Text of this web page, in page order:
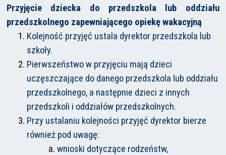
Przyjęcie dziecka do przedszkola lub oddziału
przedszkolnego zapewniającego opiekę wakacyjną
Kolejność przyjęć ustala dyrektor przedszkola lub
szkoły.
Pierwszeństwo w przyjęciu mają dzieci
uczęszczające do danego przedszkola lub oddziału
przedszkolnego, a następnie dzieci z innych
przedszkoli i oddziałów przedszkolnych.
Przy ustalaniu kolejności przyjęć dyrektor bierze
również pod uwagę:
wnioski dotyczące rodzeństw,